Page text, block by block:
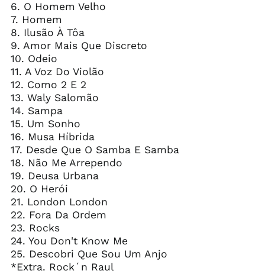
6. O Homem Velho
7. Homem
8. Ilusão À Tôa
9. Amor Mais Que Discreto
10. Odeio
11. A Voz Do Violão
12. Como 2 E 2
13. Waly Salomão
14. Sampa
15. Um Sonho
16. Musa Híbrida
17. Desde Que O Samba E Samba
18. Não Me Arrependo
19. Deusa Urbana
20. O Herói
21. London London
22. Fora Da Ordem
23. Rocks
24. You Don't Know Me
25. Descobri Que Sou Um Anjo
*Extra. Rock´n Raul